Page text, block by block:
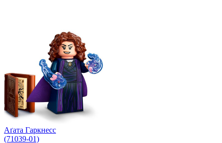
Аґата Гаркнесс
(71039-01)